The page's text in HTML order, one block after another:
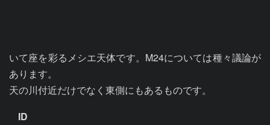
いて座を彩るメシエ天体です。M24については種々議論が
あります。
天の川付近だけでなく東側にもあるものです。
ID